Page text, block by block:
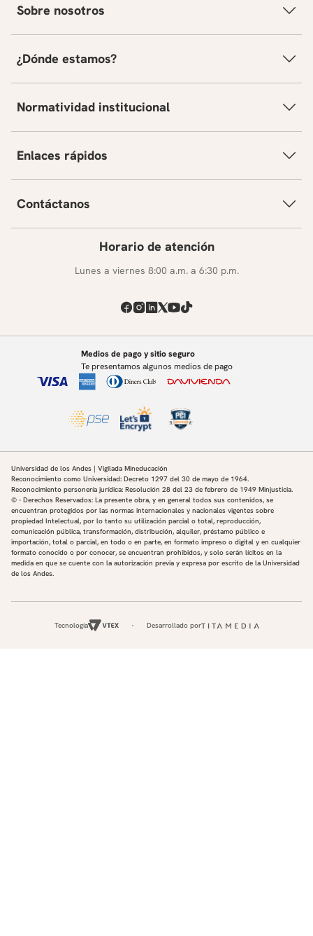
Sobre nosotros
¿Dónde estamos?
Normatividad institucional
Enlaces rápidos
Contáctanos
Horario de atención
Lunes a viernes 8:00 a.m. a 6:30 p.m.
Medios de pago y sitio seguro
Te presentamos algunos medios de pago
Universidad de los Andes | Vigilada Mineducación
Reconocimiento como Universidad: Decreto 1297 del 30 de mayo de 1964.
Reconocimiento personería jurídica: Resolución 28 del 23 de febrero de 1949 Minjusticia.
© - Derechos Reservados: La presente obra, y en general todos sus contenidos, se
encuentran protegidos por las normas internacionales y nacionales vigentes sobre
propiedad Intelectual, por lo tanto su utilización parcial o total, reproducción,
comunicación pública, transformación, distribución, alquiler, préstamo público e
importación, total o parcial, en todo o en parte, en formato impreso o digital y en cualquier
formato conocido o por conocer, se encuentran prohibidos, y solo serán lícitos en la
medida en que se cuente con la autorización previa y expresa por escrito de la Universidad
de los Andes.
Tecnología Desarrollado por